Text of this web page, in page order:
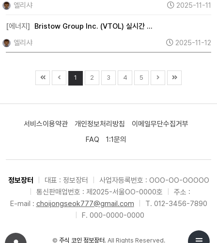
엘리샤
2025-11-11
[에너지]
Bristow Group Inc. (VTOL) 실시간 …
엘리샤
2025-11-12
1 2 3 4 5
서비스이용약관 개인정보처리방침
이메일무단수집거부
FAQ
1:1문의
정보장터 대표 : 정보장터
사업자등록번호 : OOO-OO-OOOOO
통신판매업번호 : 제2025-서울OO-0000호
주소 :
E-mail : choijongseok777@gmail.com
T. 012-3456-7890
F. 000-0000-0000
© 주식 코인 정보장터. All Rights Reserved.